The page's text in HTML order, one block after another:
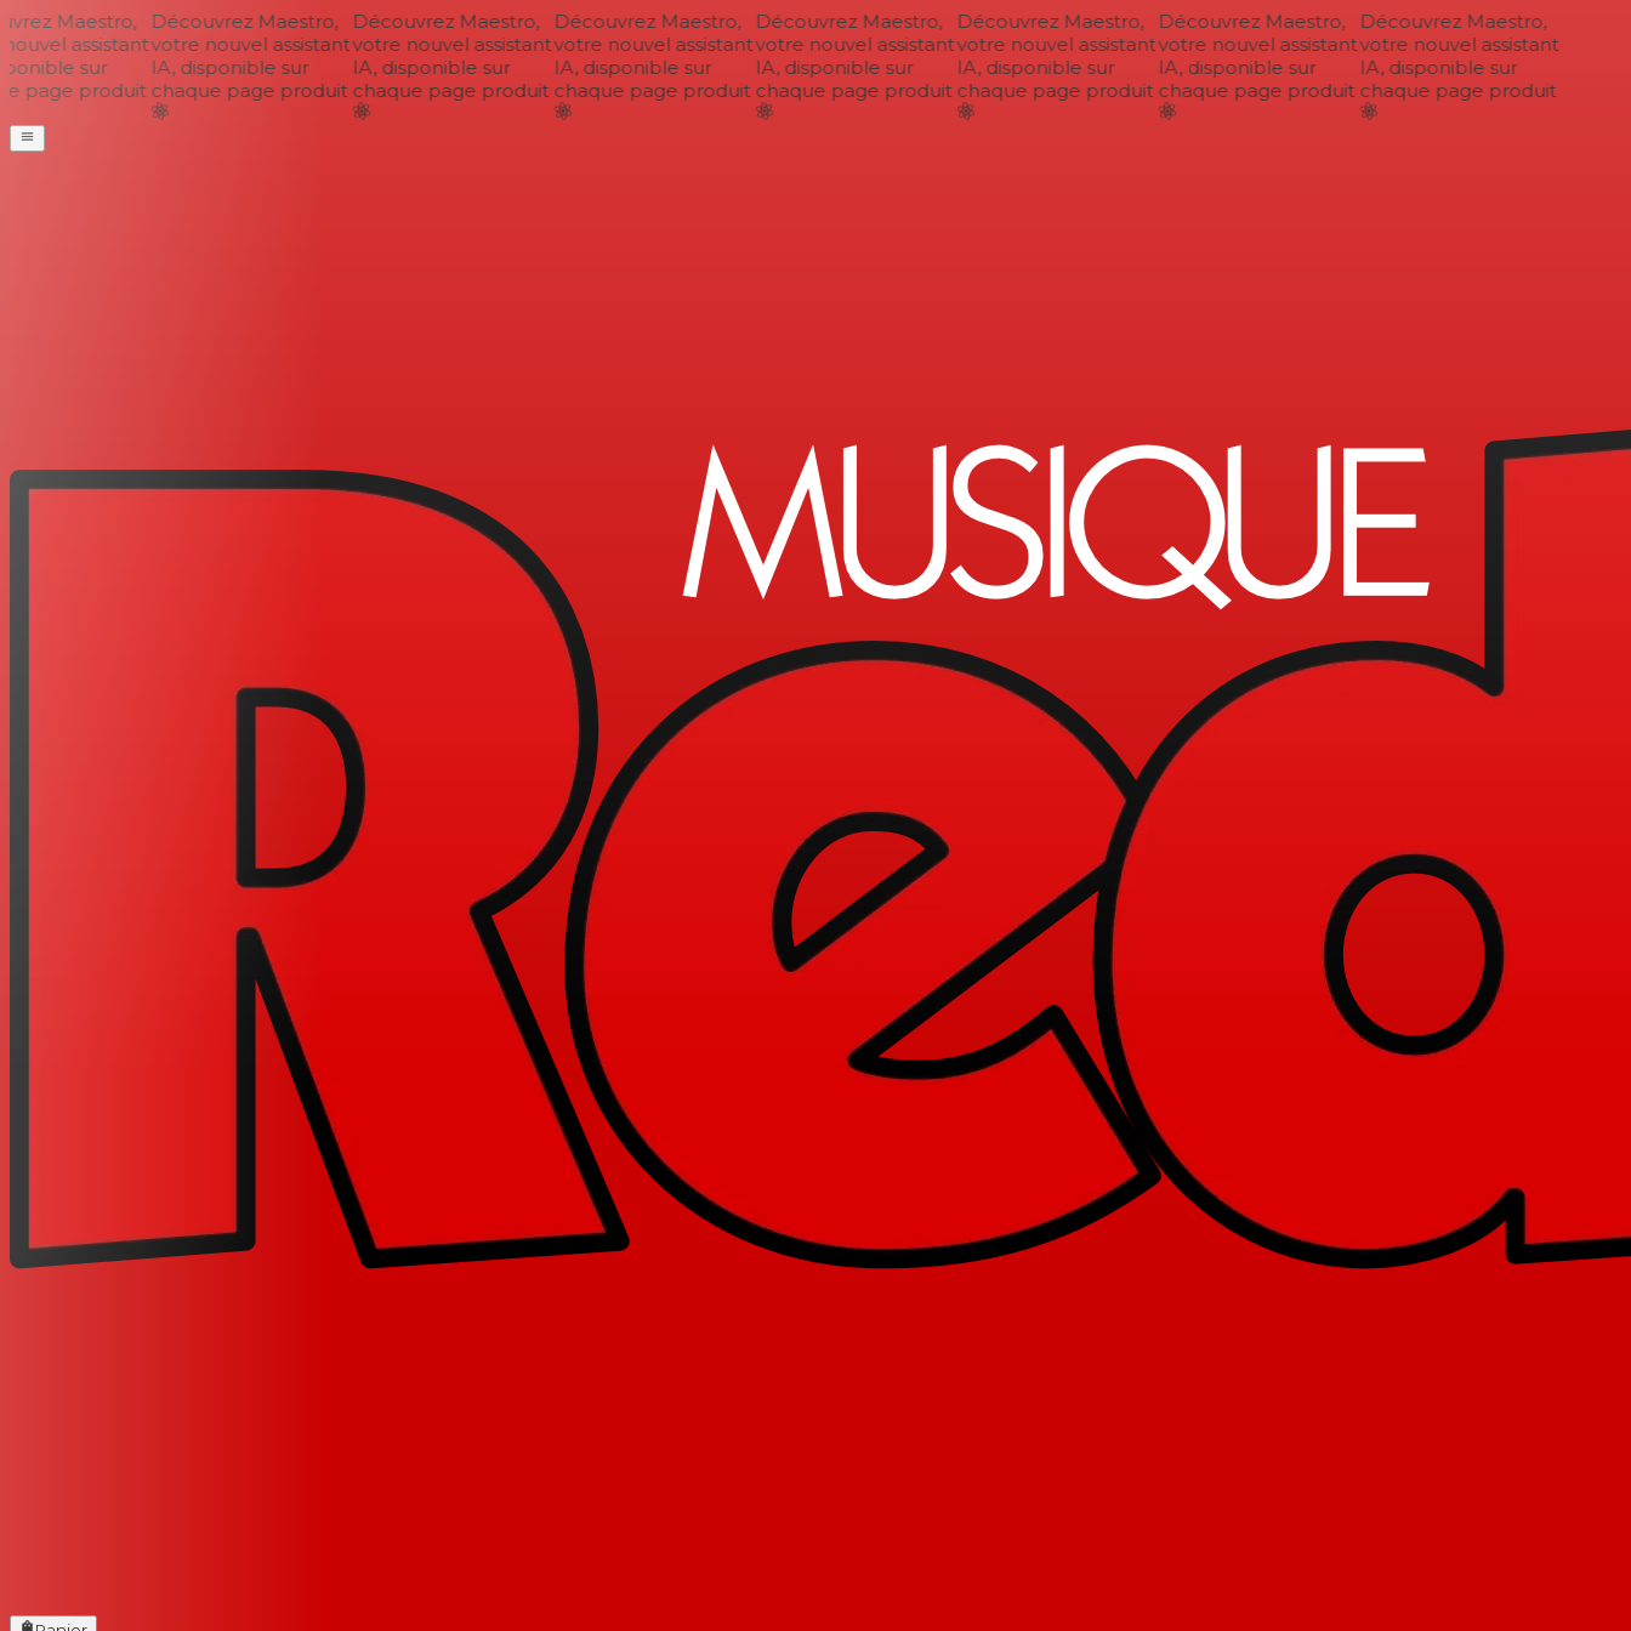
Maestro,
assistant
sur
page produit
Découvrez Maestro,
votre nouvel assistant
IA, disponible sur
chaque page produit
Découvrez Maestro,
votre nouvel assistant
IA, disponible sur
chaque page produit
Découvrez Maestro,
votre nouvel assistant
IA, disponible sur
chaque page produit
Découvrez Maestro,
votre nouvel assistant
IA, disponible sur
chaque page produit
Découvrez Maestro,
votre nouvel assistant
IA, disponible sur
chaque page produit
Découvrez Maestro,
votre nouvel assistant
IA, disponible sur
chaque page produit
Découvrez Maestro,
votre nouvel assistant
IA, disponible sur
chaque page produit